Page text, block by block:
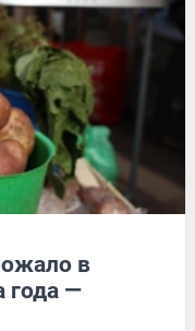
в
года —